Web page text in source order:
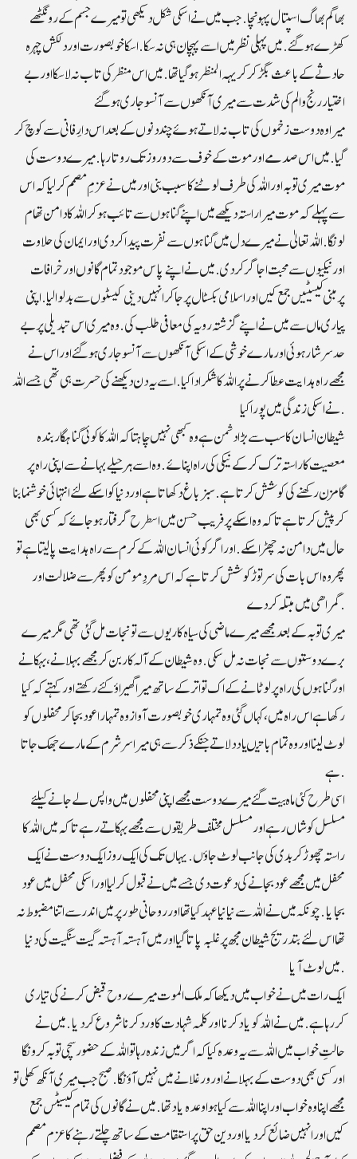
بھاگم بھاگ اسپتال پہونچا. جب میں نے اسکی شکل دیکھی تو میرے جسم کے رونگٹھے
کھڑے ہوگئے.میں پہلی نظرمیں اسے پہچان ہی نہ سکا. اسکا خوبصورت اور دلکش چہرہ
حادثے کے باعث بگڑ کر کریہہ المنظر ہو گیا تھا. میں اس منظرکی تاب نہ لا سکا اور بے
اختیار رنج و الم کی شدت سے میری آنکھوں سے آنسو جاری ہوگئے
میرا وہ دوست زخموں کی تاب نہ لاتے ہوئے چند دنوں کے بعد اس دارِفانی سے کوچ کر
گیا. میں اس صدمے اور موت کے خوف سے دو روز تک روتا رہا. میرے دوست کی
موت میری توبہ اور اللہ کی طرف لوٹنے کا سبب بنی اور میں نے عزمِ مصمم کر لیا کہ اس
سے پہلے کہ موت میرا راستہ دیکھے میں اپنے گناہوں سے تائب ہو کر اللہ کا دامن تھام
لونگا.اللہ تعالیٰ نے میرے دل میں گناہوں سے نفرت پیدا کردی اور ایمان کی حلاوت
اور نیکیوں سے محبت اجاگر کردی. میں نے اپنے پاس موجود تمام گانوں اور خرافات
پرمبنی کیسیٹیں جمع کیں اوراسلامی بکسٹال پر جاکر انہیں دینی کیسٹوں سے بدلوا لیا.اپنی
پیاری ماں سے میں نے اپنے گزشتہ رویہ کی معافی طلب کی.وہ میری اس تبدیلی پر بے
حد سرشار ہوئی اور مارے خوشی کے اسکی آنکھوں سے آنسو جاری ہوگئے اور اس نے
مجھے راہ ہدایت عطا کرنے پر اللہ کاشکر ادا کیا.اسے یہ دن دیکھنے کی حسرت ہی تھی جسے اللہ
نے اسکی زندگی میں پورا کیا.
شیطان انسان کا سب سے بڑا دشمن ہے وہ کبھی نہیں چاہتا کہ اللہ کاکوئی گناہگار بندہ
معصیت کا راستہ ترک کرکے نیکی کی راہ اپنائے. وہ اسے ہر حیلے بہانے سے اپنی راہ پر
گامزن رکھنے کی کوشش کرتا ہے. سبز باغ دکھاتا ہے اور دنیا کو اسکے لئے انتہائی خوشنما بنا
کر پیش کرتا ہے تاکہ وہ اسکے پرفریب حسن میں اسطرح گرفتار ہو جائے کہ کسی بھی
حال میں دامن نہ چھڑا سکے.اور اگر کوئی انسان اللہ کے کرم سے راہ ہدایت پالیتاہے تو
پھر وہ اس بات کی سر توڑ کوشش کرتا ہے کہ اس مردِ مومن کو پھر سے ضلالت اور
گمراھی میں مبتلہ کردے.
میری توبہ کے بعد مجھے میرے ماضی کی سیاہ کاریوں سے تو نجات مل گئی تھی مگر میرے
برے دوستوں سے نجات نہ مل سکی. وہ شیطان کے آلہ کار بن کر مجھے بہلانے، بہکانے
اورگناہوں کی راہ پر لوٹانے کے اک تواتر کے ساتھ میرا گھیراؤ کئے رکھتے اور کہتے کہ کیا
رکھا ہے اس راہ میں، کہاں گئی وہ تمہاری خوبصورت آواز وہ تمہارا عود بجا کر محفلوں کو
لوٹ لینااور وہ تما م باتیںیاد دلاتے جنکے ذکر سے ہی میرا سر شرم کے مارے جھک جاتا
ہے.
اسی طرح کئی ماہ بیت گئے میرے دوست مجھے اپنی محفلوں میں واپس لے جانے کیلئے
مسلسل کوشاں رہے اور مسلسل مختلف طریقوں سے مجھے بہکاتے رہے تاکہ میں اللہ کا
راستہ چھوڑ کر بدی کی جانب لوٹ جاؤں.یہاں تک کی ایک روز ایک دوست نے ایک
محفل میں مجھے عود بجانے کی دعوت دی جسے میں نے قبو ل کرلیا اور اسکی محفل میں عود
بجایا.چونکہ میں نے اللہ سے نیا نیا عہد کیاتھا اور روحانی طور پر میں اندر سے اتنا مضبوط نہ
تھااس لئے بتدریج شیطان مجھ پر غلبہ پاتا گیا اور میں آہستہ آہستہ گیت سنگیت کی دنیا
میں لوٹ آیا.
ایک رات میں نے خواب میں دیکھا کہ ملک الموت میرے روح قبض کرنے کی تیاری
کررہا ہے. میں نے اللہ کو یاد کرنا اور کلمہ شہادت کا ورد کرنا شروع کردیا.میں نے
حالتِ خواب میں اللہ سے یہ وعدہ کیا کہ اگر میں زندہ رہا تو اللہ کے حضور سچی توبہ کرونگا
اور کسی بھی دوست کے بہلانے اور ورغلانے میں نہیں آؤنگا. صبح جب میری آنکھ کھلی تو
مجھے اپنا وہ خواب اور اپنا اللہ سے کیا ہو ا وعدہ یاد تھا.میں نے گانوں کی تمام کیسیٹس جمع
کیں اور انہیں ضائع کردیا اور دین حق پر استقامت کے ساتھ چلتے رہنے کا عزم مصمم